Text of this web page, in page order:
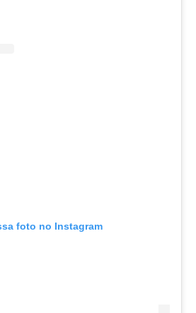
foto no Instagram